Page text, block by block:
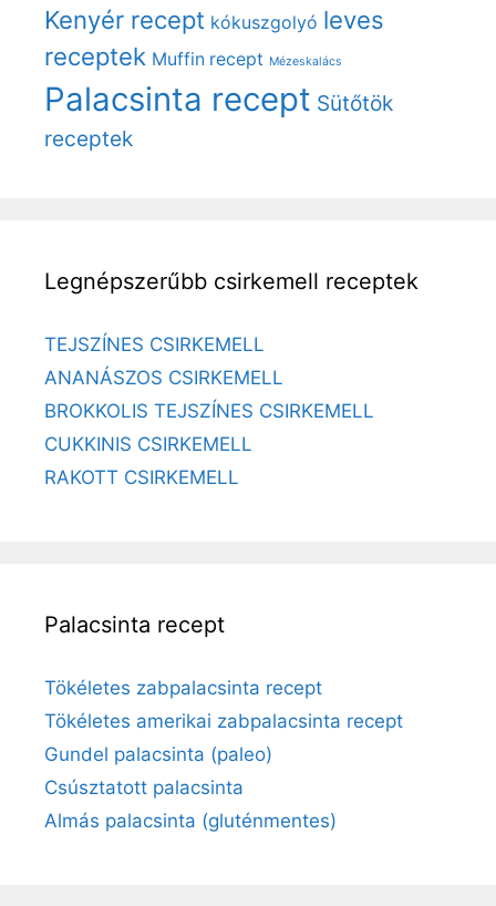
Kenyér recept kókuszgolyó leves
receptek Muffin recept Mézeskalács
Palacsinta recept Sütőtök
receptek
Legnépszerűbb csirkemell receptek
TEJSZÍNES CSIRKEMELL
ANANÁSZOS CSIRKEMELL
BROKKOLIS TEJSZÍNES CSIRKEMELL
CUKKINIS CSIRKEMELL
RAKOTT CSIRKEMELL
Palacsinta recept
Tökéletes zabpalacsinta recept
Tökéletes amerikai zabpalacsinta recept
Gundel palacsinta (paleo)
Csúsztatott palacsinta
Almás palacsinta (gluténmentes)